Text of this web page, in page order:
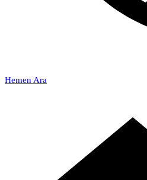
Hemen Ara